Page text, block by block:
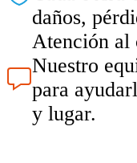
daños,
Atención al
Nuestro
para
y lugar.